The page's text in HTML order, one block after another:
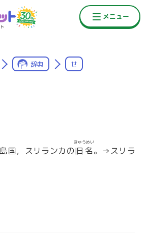
辞典 せ
国，スリランカの旧名
きゅうめい
。→スリラ